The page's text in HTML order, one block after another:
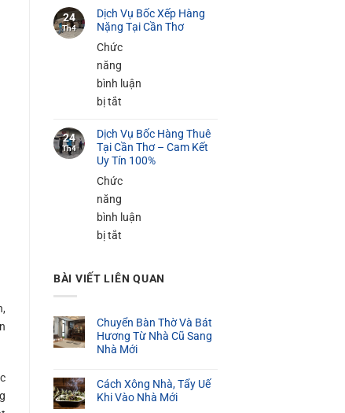
Cần
Thơ
–
Rẻ
Vụ
Bốc
Xếp
Móc
Thơ
–
Phục
24/24
24
Th4
Dịch Vụ Bốc Xếp Hàng
Nặng Tại Cần Thơ
Chức
năng
bình luận
bị tắt
Vụ
Bốc
Nặng
Tại
24
Th4
Dịch Vụ Bốc Hàng Thuê
Tại Cần Thơ – Cam Kết
Uy Tín 100%
Chức
năng
bình luận
bị tắt
Thuê
Tại
Thơ
–
BÀI VIẾT LIÊN QUAN
Chuyển Bàn Thờ Và Bát
Hương Từ Nhà Cũ Sang
Nhà Mới
Cách Xông Nhà, Tẩy Uế
Khi Vào Nhà Mới